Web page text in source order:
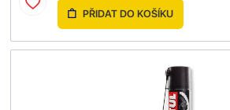
PŘIDAT DO KOŠÍKU